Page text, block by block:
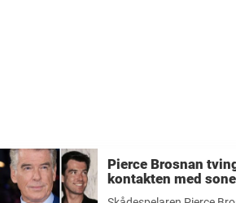
Pierce Brosnan
kontakten med
bröt de med